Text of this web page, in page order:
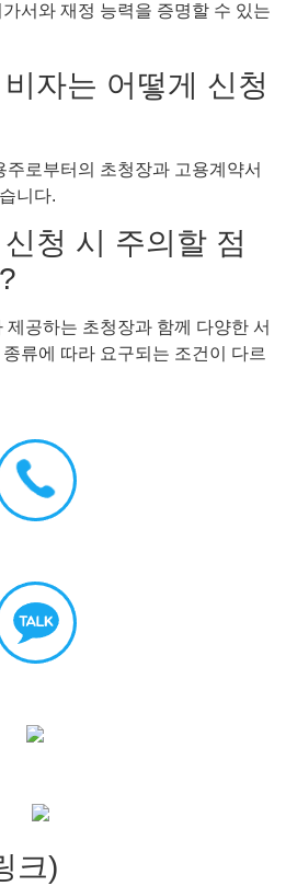
서와 재정 능력을 증명할 수 있는
자는 어떻게 신청
로부터의 초청장과 고용계약서
니다.
청 시 주의할 점
공하는 초청장과 함께 다양한 서
류에 따라 요구되는 조건이 다르
크)